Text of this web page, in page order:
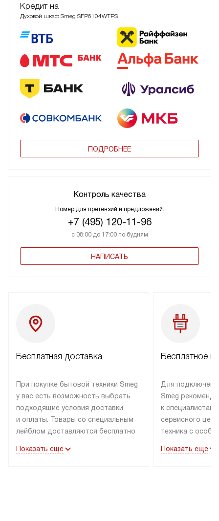
Кредит на
Духовой шкаф Smeg SFP6104WTPS
ПОДРОБНЕЕ
Контроль качества
Номер для претензий и предложений:
+7 (495) 120-11-96
с 08:00 до 17:00 по будням
НАПИСАТЬ
Бесплатная доставка
При покупке бытовой техники Smeg
у вас есть возможность выбрать
подходящие условия доставки
и оплаты. Товары со специальным
лейблом доставляются бесплатно
до подъезда. Доставка за пределы
Показать ещё
Бесплатное
Для
Smeg
к специалистам
сервисного
техника с
коммуникациям.
Показать ещё